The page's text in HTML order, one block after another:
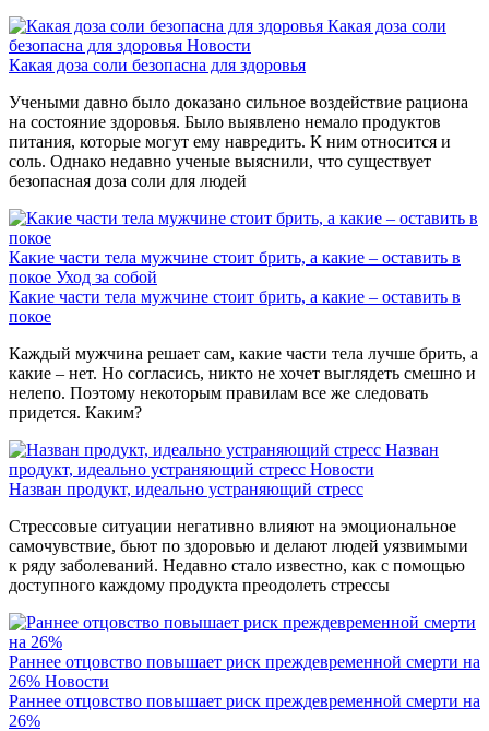
Какая доза соли
безопасна для здоровья Новости
Какая доза соли безопасна для здоровья
Учеными давно было доказано сильное воздействие рациона
на состояние здоровья. Было выявлено немало продуктов
питания, которые могут ему навредить. К ним относится и
соль. Однако недавно ученые выяснили, что существует
безопасная доза соли для людей
Какие части тела мужчине стоит брить, а какие – оставить в
покое Уход за собой
Какие части тела мужчине стоит брить, а какие – оставить в
покое
Каждый мужчина решает сам, какие части тела лучше брить, а
какие – нет. Но согласись, никто не хочет выглядеть смешно и
нелепо. Поэтому некоторым правилам все же следовать
придется. Каким?
Назван
продукт, идеально устраняющий стресс Новости
Назван продукт, идеально устраняющий стресс
Стрессовые ситуации негативно влияют на эмоциональное
самочувствие, бьют по здоровью и делают людей уязвимыми
к ряду заболеваний. Недавно стало известно, как с помощью
доступного каждому продукта преодолеть стрессы
Раннее отцовство повышает риск преждевременной смерти на
26% Новости
Раннее отцовство повышает риск преждевременной смерти на
26%